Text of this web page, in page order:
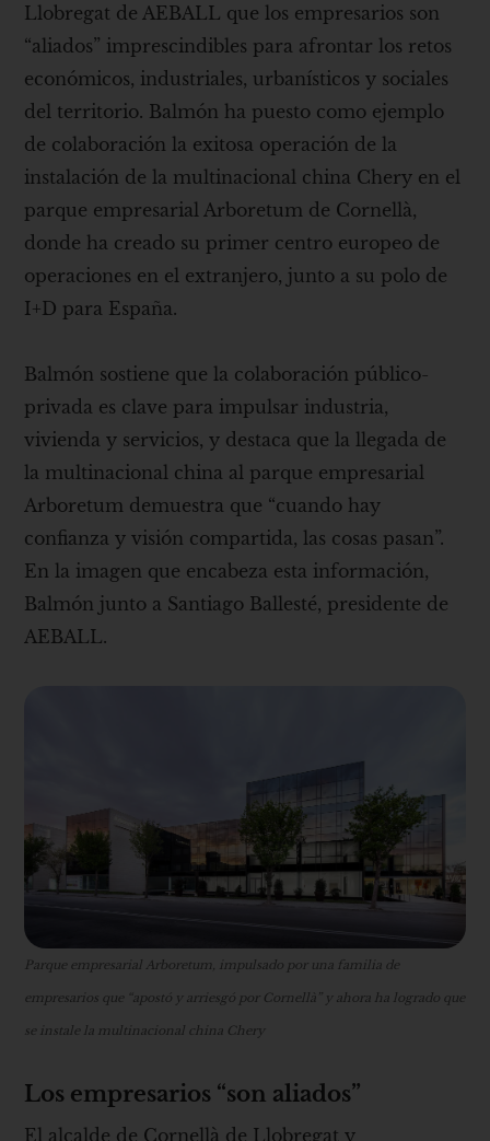
Llobregat de AEBALL que los empresarios son
“aliados” imprescindibles para afrontar los retos
económicos, industriales, urbanísticos y sociales
del territorio. Balmón ha puesto como ejemplo
de colaboración la exitosa operación de la
instalación de la multinacional china Chery en el
parque empresarial Arboretum de Cornellà,
donde ha creado su primer centro europeo de
operaciones en el extranjero, junto a su polo de
I+D para España.
Balmón sostiene que la colaboración público-
privada es clave para impulsar industria,
vivienda y servicios, y destaca que la llegada de
la multinacional china al parque empresarial
Arboretum demuestra que “cuando hay
confianza y visión compartida, las cosas pasan”.
En la imagen que encabeza esta información,
Balmón junto a Santiago Ballesté, presidente de
AEBALL.
Parque empresarial Arboretum, impulsado por una familia de
empresarios que “apostó y arriesgó por Cornellà” y ahora ha logrado que
se instale la multinacional china Chery
Los empresarios “son aliados”
El alcalde de Cornellà de Llobregat y